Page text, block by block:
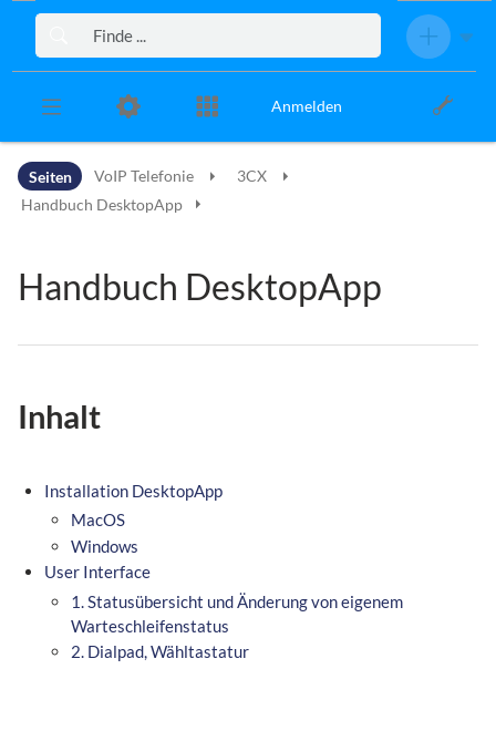
Zur Kopfleiste
Zur Hauptnavigation
Zu den Seitenwerkzeugen
Anmelden
Seiten VoIP Telefonie
3CX
Handbuch DesktopApp
Handbuch DesktopApp
Inhalt
Installation DesktopApp
MacOS
Windows
User Interface
1. Statusübersicht und Änderung von eigenem
Warteschleifenstatus
2. Dialpad, Wähltastatur